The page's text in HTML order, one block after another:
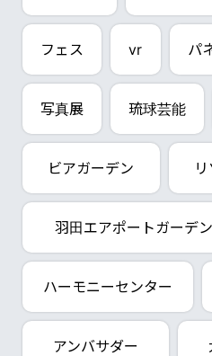
フェス vr パ
写真展 琉球芸能
ビアガーデン
羽田エアポートガーデン
ハーモニーセンター
アンバサダー